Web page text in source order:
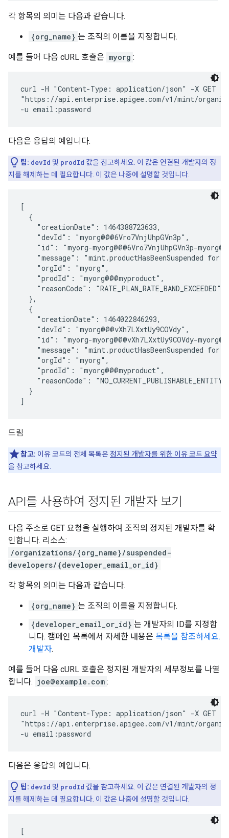
각 항목의 의미는 다음과 같습니다.
{org_name} 는 조직의 이름을 지정합니다.
예를 들어 다음 cURL 호출은 myorg :
curl -H "Content-Type: application/json" -X GET \
"https://api.enterprise.apigee.com/v1/mint/
다음은 응답의 예입니다.
팁: devId 및 prodId 값을 참고하세요. 이 값은 연결된 개발자의 정
지를 해제하는 데 필요합니다. 이 값은 나중에 설명할 것입니다.
[
  {
    "creationDate": 1464388723633,
    "devId": "myorg@@@6Vro7VnjUhpGVn3p",
"id": "myorg-myorg@@@6Vro7VnjUhpGVn3p-
"message": "mint.productHasBeenSuspended for
    "orgId": "myorg",
    "prodId": "myorg@@@myproduct",
    "reasonCode": "RATE_PLAN_RATE_BAND_EXCEEDED"
  },
  {
    "creationDate": 1464022846293,
    "devId": "myorg@@@vXh7LXxtUy9COVdy",
"id": "myorg-myorg@@@vXh7LXxtUy9COVdy-
"message": "mint.productHasBeenSuspended for
    "orgId": "myorg",
    "prodId": "myorg@@@myproduct",
    "reasonCode": "NO_CURRENT_PUBLISHABLE_ENTITY"
  }
드림
참고: 이유 코드의 전체 목록은 정지된 개발자를 위한 이유 코드 요약
을 참고하세요.
API를 사용하여 정지된 개발자 보기
다음 주소로 GET 요청을 실행하여 조직의 정지된 개발자를 확
인합니다. 리소스:
/organizations/{org_name}/suspended-
developers/{developer_email_or_id}
각 항목의 의미는 다음과 같습니다.
{org_name} 는 조직의 이름을 지정합니다.
{developer_email_or_id} 는 개발자의 ID를 지정합
니다. 캠페인 목록에서 자세한 내용은 목록을 참조하세요.
개발자.
예를 들어 다음 cURL 호출은 정지된 개발자의 세부정보를 나열
합니다. joe@example.com :
curl -H "Content-Type: application/json" -X GET \
"https://api.enterprise.apigee.com/v1/mint/
다음은 응답의 예입니다.
팁: devId 및 prodId 값을 참고하세요. 이 값은 연결된 개발자의 정
지를 해제하는 데 필요합니다. 이 값은 나중에 설명할 것입니다.
[